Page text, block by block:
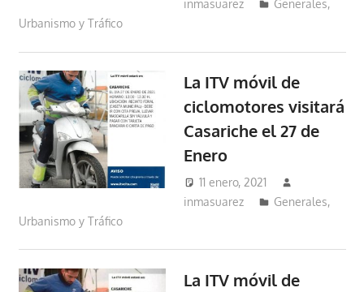
inmasuarez Generales,
Urbanismo y Tráfico
La ITV móvil de
ciclomotores visitará
Casariche el 27 de
Enero
11 enero, 2021
inmasuarez
Generales,
Urbanismo y Tráfico
La ITV móvil de